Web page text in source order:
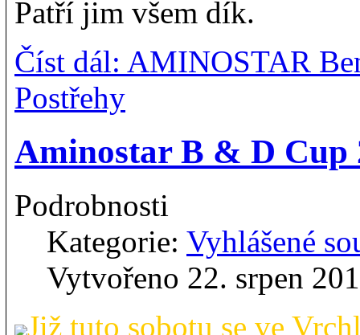
Patří jim všem dík.
Číst dál: AMINOSTAR
Postřehy
Aminostar B & D Cup
Podrobnosti
Kategorie: Vyhlášené
Vytvořeno 22. srpen
Již tuto sobotu se ve